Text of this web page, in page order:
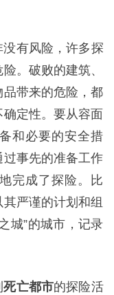
没有风险，许多探
。破败的建筑、
带来的危险，都
定性。要从容面
和必要的安全措
事先的准备工作
完成了探险。比
严谨的计划和组
城”的城市，记录
死亡都市的探险活